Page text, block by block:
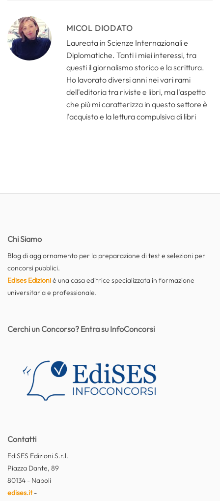
MICOL DIODATO
Laureata in Scienze Internazionali e
Diplomatiche. Tanti i miei interessi, tra
questi il giornalismo storico e la scrittura.
Ho lavorato diversi anni nei vari rami
dell'editoria tra riviste e libri, ma l'aspetto
che più mi caratterizza in questo settore è
l'acquisto e la lettura compulsiva di libri
Chi Siamo
Blog di aggiornamento per la preparazione di test e selezioni per
concorsi pubblici.
Edises Edizioniè una casa editrice specializzata in formazione
universitaria e professionale.
Contatti
EdiSES Edizioni S.r.l.
Piazza Dante, 89
80134 - Napoli
edises.it-
Cerchi un Concorso? Entra su InfoConcorsi